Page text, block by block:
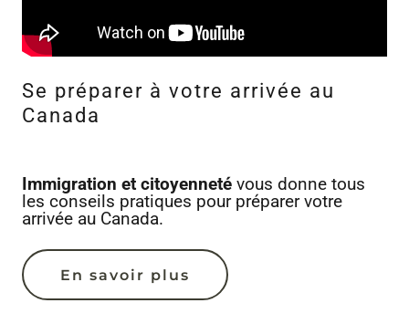
Se préparer à votre arrivée au
Canada
Immigration et citoyenneté vous donne tous
les conseils pratiques pour préparer votre
arrivée au Canada.
En savoir plus